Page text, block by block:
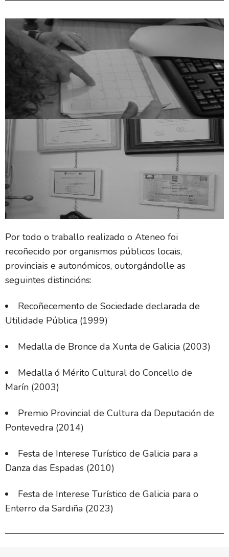
Por todo o traballo realizado o Ateneo foi
recoñecido por organismos públicos locais,
provinciais e autonómicos, outorgándolle as
seguintes distincións:
Recoñecemento de Sociedade declarada de
Utilidade Pública (1999)
Medalla de Bronce da Xunta de Galicia (2003)
Medalla ó Mérito Cultural do Concello de
Marín (2003)
Premio Provincial de Cultura da Deputación de
Pontevedra (2014)
Festa de Interese Turístico de Galicia para a
Danza das Espadas (2010)
Festa de Interese Turístico de Galicia para o
Enterro da Sardiña (2023)